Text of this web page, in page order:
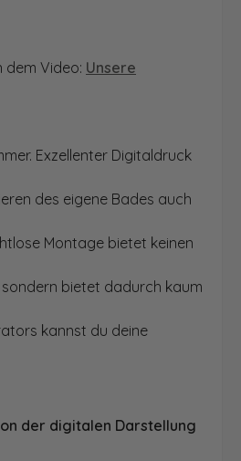
dem Video: Unsere
Exzellenter Digitaldruck
des eigene Bades auch
Montage bietet keinen
bietet dadurch kaum
kannst du deine
der digitalen Darstellung